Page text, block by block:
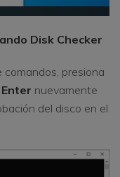
Disk Checker
presiona
Enter nuevamente
del disco en el